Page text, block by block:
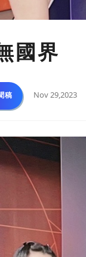
國界
稿 Nov 29,2023